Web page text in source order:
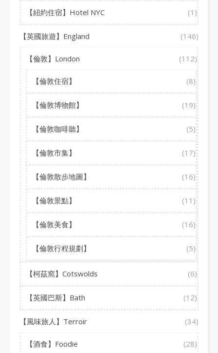
【紐約住宿】Hotel NYC (1)
【英國旅遊】England (146)
【倫敦】London (112)
【倫敦住宿】 (8)
【倫敦博物館】 (19)
【倫敦咖啡聽】 (5)
【倫敦市集】 (17)
【倫敦散步地圖】 (16)
【倫敦景點】 (11)
【倫敦美食】 (16)
【倫敦行程規劃】 (5)
【柯茲窩】Cotswolds (6)
【英國巴斯】Bath (12)
【風味旅人】Terroir (34)
【酒食】Foodie (28)